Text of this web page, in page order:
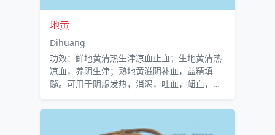
地黄
Dihuang
功效：鲜地黄清热生津凉血止血；生地黄清热
凉血，养阴生津；熟地黄滋阴补血，益精填
髓。可用于阴虚发热，消渴，吐血，衄血，血